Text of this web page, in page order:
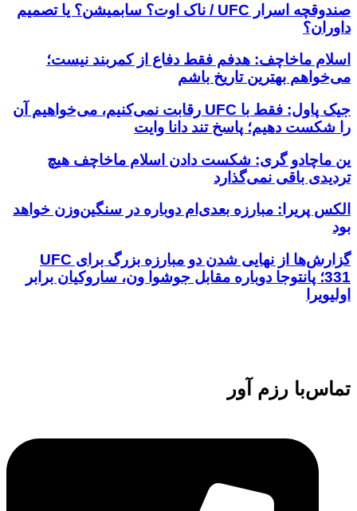
صندوقچه اسرار UFC / ناک اوت؟ سابمیشن؟ یا تصمیم
داوران؟
اسلام ماخاچف: هدفم فقط دفاع از کمربند نیست؛
می‌خواهم بهترین تاریخ باشم
جیک پاول: فقط با UFC رقابت نمی‌کنیم، می‌خواهیم آن
را شکست دهیم؛ پاسخ تند دانا وایت
ین ماچادو گری: شکست دادن اسلام ماخاچف هیچ
تردیدی باقی نمی‌گذارد
الکس پریرا: مبارزه بعدی‌ام دوباره در سنگین‌وزن خواهد
بود
گزارش‌ها از نهایی شدن دو مبارزه بزرگ برای UFC
331؛ پانتوجا دوباره مقابل جوشوا ون، ساروکیان برابر
اولیویرا
تماس‌با رزم آور